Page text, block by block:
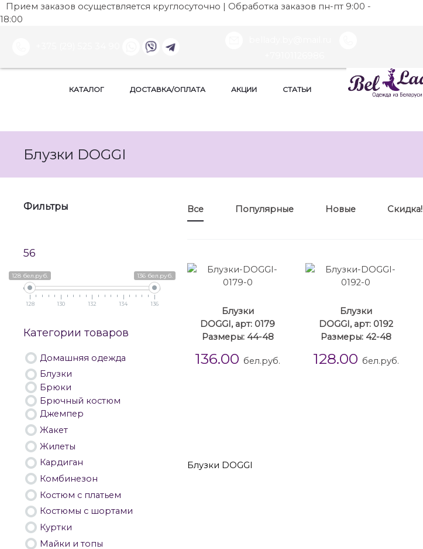
Прием заказов осуществляется круглосуточно | Обработка заказов пн-пт 9:00 -
18:00
КАТАЛОГ ДОСТАВКА/ОПЛАТА АКЦИИ СТАТЬИ
Блузки DOGGI
Все Популярные Новые Скидка!
Блузки
DOGGI, арт: 0179
Размеры: 44-48
136.00 бел.руб.
Блузки
DOGGI, арт: 0192
Размеры: 42-48
128.00 бел.руб.
Блузки DOGGI
Фильтры
56
128 бел.руб. 136 бел.руб.
128 130 132 134 136
Категории товаров
Домашняя одежда
Блузки
Брюки
Брючный костюм
Джемпер
Жакет
Жилеты
Кардиган
Комбинезон
Костюм с платьем
Костюмы с шортами
Куртки
Майки и топы